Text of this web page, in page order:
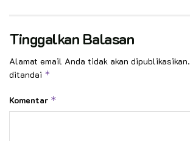
Tinggalkan Balasan
Alamat email Anda tidak akan dipublikasikan.
ditandai *
Komentar *